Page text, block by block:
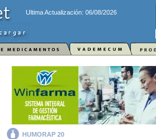
Ultima Actualización: 06/08/2026
HUMORAP 20